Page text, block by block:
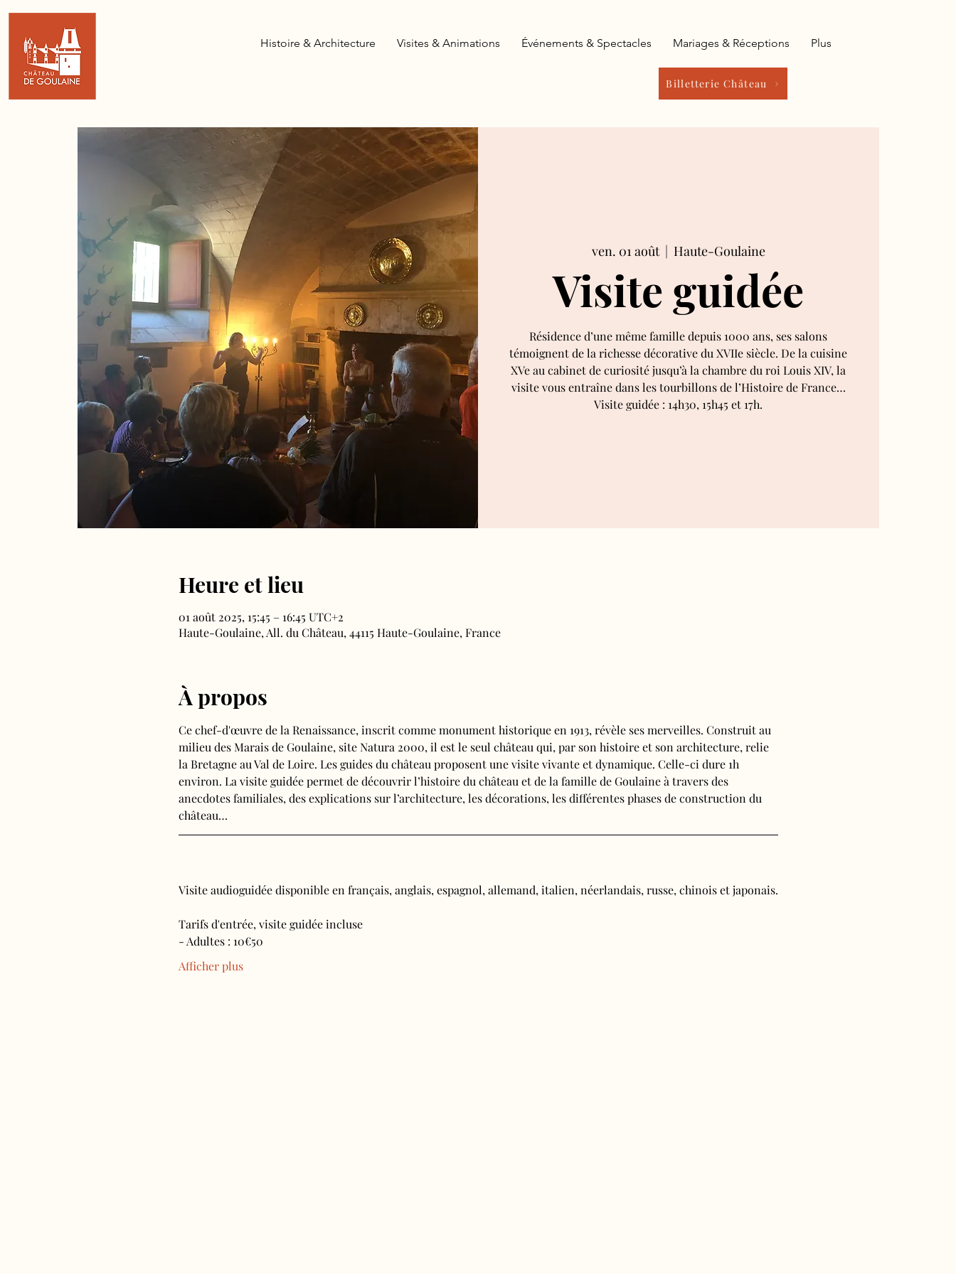
Billetterie Château
Histoire & Architecture Visites & Animations Événements & Spectacles Mariages & Réceptions Plus
ven. 01 août
  |
Haute-Goulaine
Visite guidée
Résidence d’une même famille depuis 1000 ans, ses salons
témoignent de la richesse décorative du XVIIe siècle. De la cuisine
XVe au cabinet de curiosité jusqu’à la chambre du roi Louis XIV, la
visite vous entraîne dans les tourbillons de l’Histoire de France…
Visite guidée : 14h30, 15h45 et 17h.
Heure et lieu
01 août 2025, 15:45 – 16:45 UTC+2
Haute-Goulaine, All. du Château, 44115 Haute-Goulaine, France
À propos
Ce chef-d'œuvre de la Renaissance, inscrit comme monument historique en 1913, révèle ses merveilles. Construit au
milieu des Marais de Goulaine, site Natura 2000, il est le seul château qui, par son histoire et son architecture, relie
la Bretagne au Val de Loire. Les guides du château proposent une visite vivante et dynamique. Celle-ci dure 1h
environ. La visite guidée permet de découvrir l’histoire du château et de la famille de Goulaine à travers des
anecdotes familiales, des explications sur l’architecture, les décorations, les différentes phases de construction du
château…
Visite audioguidée disponible en français, anglais, espagnol, allemand, italien, néerlandais, russe, chinois et japonais.
Tarifs d'entrée, visite guidée incluse
- Adultes : 10€50
Afficher plus